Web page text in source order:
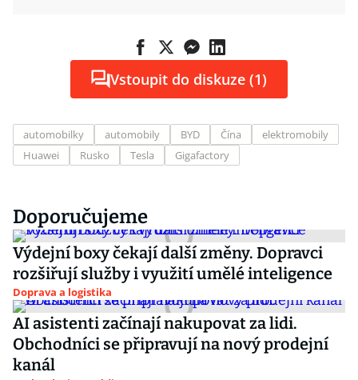
Vstoupit do diskuze (1)
automobilky automobily BYD Čína
elektromobily
Huawei
Rusko Tesla Gigafactory
Doporučujeme
Výdejní boxy čekají další změny. Dopravci
rozšiřují služby i využití umělé inteligence
Doprava a logistika
AI asistenti začínají nakupovat za lidi.
Obchodníci se připravují na nový prodejní
kanál